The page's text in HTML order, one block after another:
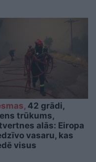
42 grādi,
trūkums,
alās: Eiropa
vasaru, kas
visus